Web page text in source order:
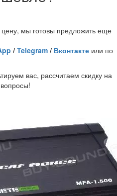
мы готовы предложить еще
/ Telegram / Вконтакте или по
вас, рассчитаем скидку на